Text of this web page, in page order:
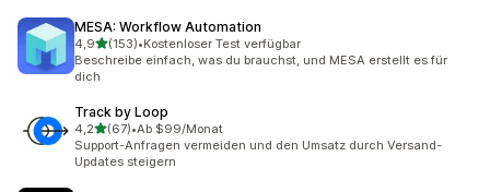
MESA: Workflow Automation
4,9von 5 Sternen
(153)
153 Rezensionen insgesamt
•Kostenloser Test verfügbar
Beschreibe einfach, was du brauchst, und MESA erstellt es für
dich
Track by Loop
4,2von 5 Sternen
(67)
67 Rezensionen insgesamt
•Ab $99/Monat
Support-Anfragen vermeiden und den Umsatz durch Versand-
Updates steigern